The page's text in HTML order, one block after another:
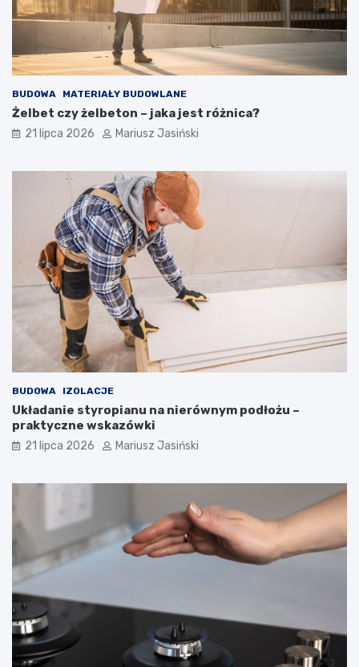
BUDOWA MATERIAŁY BUDOWLANE
Żelbet czy żelbeton – jaka jest różnica?
21 lipca 2026 Mariusz Jasiński
BUDOWA IZOLACJE
Układanie styropianu na nierównym podłożu –
praktyczne wskazówki
21 lipca 2026 Mariusz Jasiński